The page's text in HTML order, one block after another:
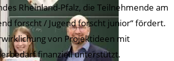
Rheinland-Pfalz, die Teilnehmende am
forscht / Jugend forscht junior“ fördert.
von Projektideen mit
finanziell unterstützt.